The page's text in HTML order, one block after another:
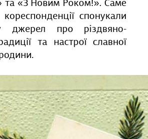
та «З Новим Роком!». Саме
кореспонденції спонукали
джерел про різдвяно-
та настрої славної